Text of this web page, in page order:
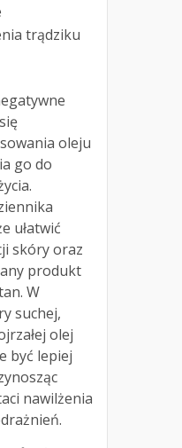
trądziku
oleju
go do
ułatwić
skóry oraz
produkt
W
suchej,
olej
być lepiej
nawilżenia